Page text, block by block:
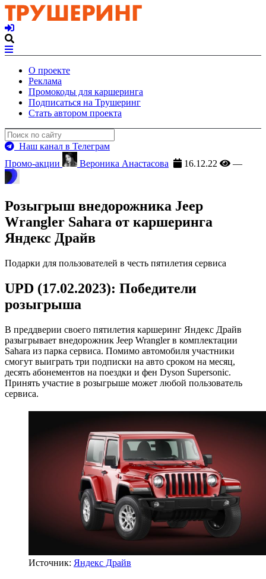
О проекте
Реклама
Промокоды для каршеринга
Подписаться на Трушеринг
Стать автором проекта
Наш канал в Телеграм
Промо-акции
Вероника Анастасова 16.12.22 —
Розыгрыш внедорожника Jeep
Wrangler Sahara от каршеринга
Яндекс Драйв
Подарки для пользователей в честь пятилетия сервиса
UPD (17.02.2023): Победители
розыгрыша
В преддверии своего пятилетия каршеринг Яндекс Драйв
разыгрывает внедорожник Jeep Wrangler в комплектации
Sahara из парка сервиса. Помимо автомобиля участники
смогут выиграть три подписки на авто сроком на месяц,
десять абонементов на поездки и фен Dyson Supersonic.
Принять участие в розыгрыше может любой пользователь
сервиса.
Источник: Яндекс Драйв